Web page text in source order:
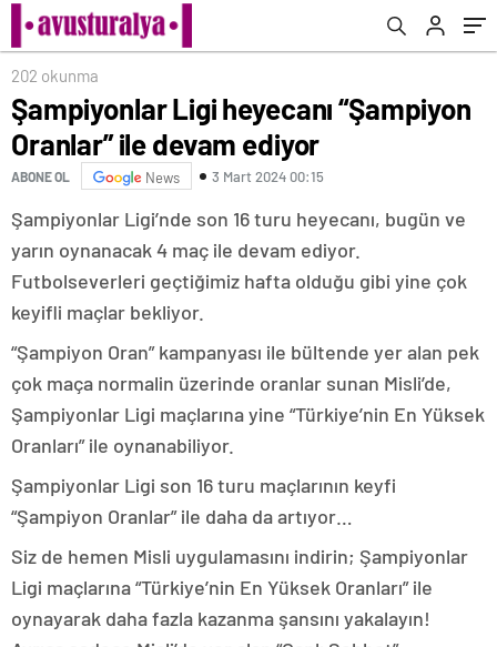
202 okunma
Şampiyonlar Ligi heyecanı “Şampiyon
Oranlar” ile devam ediyor
ABONE OL News 3 Mart 2024 00:15
Şampiyonlar Ligi’nde son 16 turu heyecanı, bugün ve
yarın oynanacak 4 maç ile devam ediyor.
Futbolseverleri geçtiğimiz hafta olduğu gibi yine çok
keyifli maçlar bekliyor.
“Şampiyon Oran” kampanyası ile bültende yer alan pek
çok maça normalin üzerinde oranlar sunan Misli’de,
Şampiyonlar Ligi maçlarına yine “Türkiye’nin En Yüksek
Oranları” ile oynanabiliyor.
Şampiyonlar Ligi son 16 turu maçlarının keyfi
“Şampiyon Oranlar” ile daha da artıyor…
Siz de hemen Misli uygulamasını indirin; Şampiyonlar
Ligi maçlarına “Türkiye’nin En Yüksek Oranları” ile
oynayarak daha fazla kazanma şansını yakalayın!